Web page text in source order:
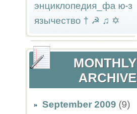
энциклопедия_фа ю-з
язычество † ☭ ♫ ✡
MONTHLY
ARCHIVE
September 2009 (9)